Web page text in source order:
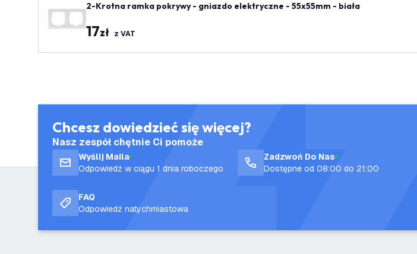
2-Krotna ramka pokrywy - gniazdo elektryczne - 55x55mm - biała
17zł z VAT
Chcesz dowiedzieć się więcej?
Nasz zespół chętnie Ci pomoże
Wyślij Maila
Odpowiedź w ciągu 1 dnia roboczego
Zadzwoń Do Nas
Dostępne od 08:00 do 21:00
FAQ
Odpowiedź natychmiastowa